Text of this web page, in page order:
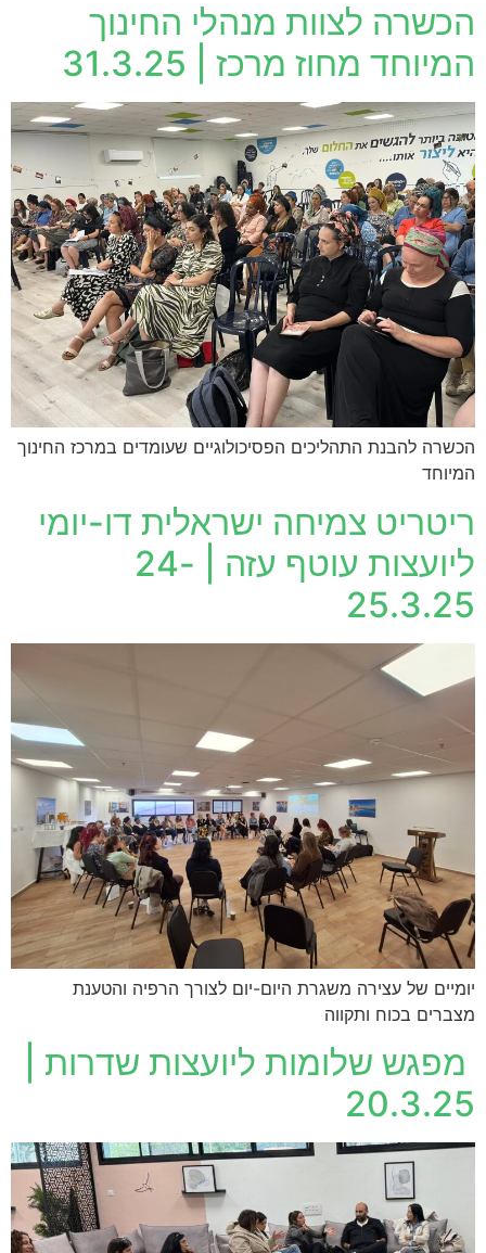
הכשרה לצוות מנהלי החינוך
המיוחד מחוז מרכז | 31.3.25
הכשרה להבנת התהליכים הפסיכולוגיים שעומדים במרכז החינוך
המיוחד
ריטריט צמיחה ישראלית דו-יומי
ליועצות עוטף עזה | 24-
25.3.25
יומיים של עצירה משגרת היום-יום לצורך הרפיה והטענת
מצברים בכוח ותקווה
מפגש שלומות ליועצות שדרות |
20.3.25